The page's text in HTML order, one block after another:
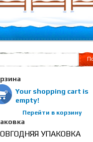
Your shopping cart is
empty!
Перейти в корзину
УПАКОВКА